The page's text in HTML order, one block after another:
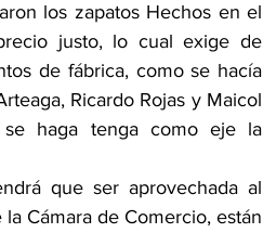
los zapatos Hechos en el
justo, lo cual exige de
de fábrica, como se hacía
Ricardo Rojas y Maicol
se haga tenga como eje la
que ser aprovechada al
Cámara de Comercio, están